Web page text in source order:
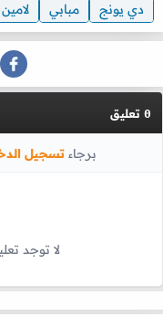
دي يونج
مبابي
0 تعليق
برجاءتسجيل
لا توجد